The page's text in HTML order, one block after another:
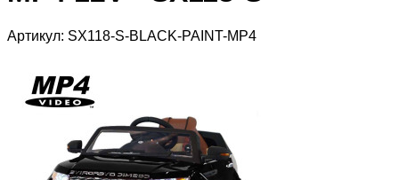
Артикул: SX118-S-BLACK-PAINT-MP4